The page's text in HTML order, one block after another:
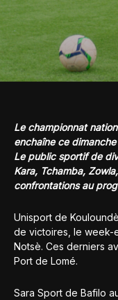
Le championnat
enchaîne ce
Le public sportif de
Kara, Tchamba,
confrontations au
Unisport de
de victoires, le week-
Notsè. Ces derniers
Port de Lomé.
Sara Sport de Bafilo